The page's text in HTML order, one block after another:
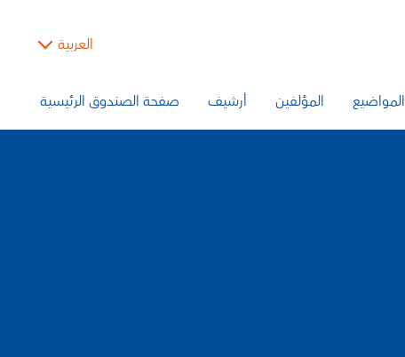
العربية
المواضيع المؤلفين أرشيف صفحة الصندوق الرئيسية